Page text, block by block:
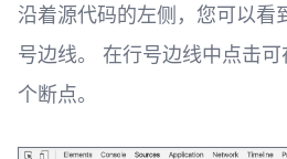
沿着源代码的左侧，您可以看
号边线。 在行号边线中点击
个断点。